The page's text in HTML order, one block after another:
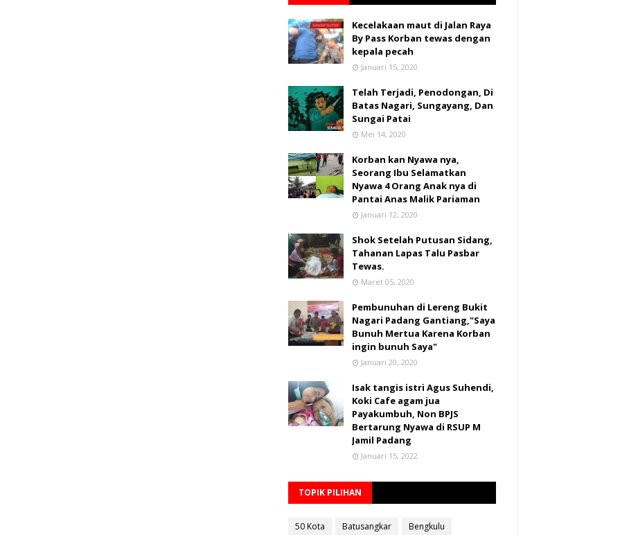
Kecelakaan maut di Jalan Raya
By Pass Korban tewas dengan
kepala pecah
Januari 15, 2020
Telah Terjadi, Penodongan, Di
Batas Nagari, Sungayang, Dan
Sungai Patai
Mei 14, 2020
Korban kan Nyawa nya,
Seorang Ibu Selamatkan
Nyawa 4 Orang Anak nya di
Pantai Anas Malik Pariaman
Januari 12, 2020
Shok Setelah Putusan Sidang,
Tahanan Lapas Talu Pasbar
Tewas.
Maret 05, 2020
Pembunuhan di Lereng Bukit
Nagari Padang Gantiang,"Saya
Bunuh Mertua Karena Korban
ingin bunuh Saya"
Januari 20, 2020
Isak tangis istri Agus Suhendi,
Koki Cafe agam jua
Payakumbuh, Non BPJS
Bertarung Nyawa di RSUP M
Jamil Padang
Januari 15, 2022
TOPIK PILIHAN
50 Kota Batusangkar Bengkulu